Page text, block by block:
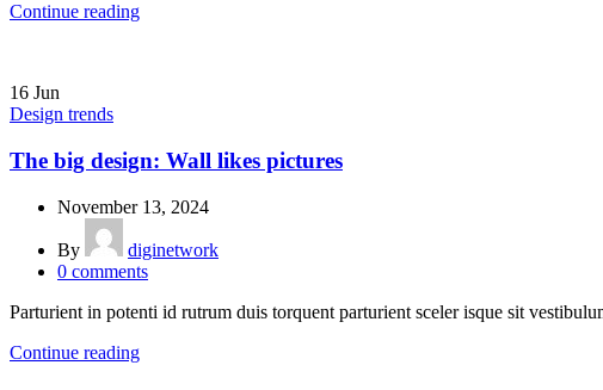
Continue reading
16 Jun
Design trends
The big design: Wall likes pictures
November 13, 2024
By
diginetwork
0 comments
Parturient in potenti id rutrum duis torquent parturient sceler isque sit
Continue reading